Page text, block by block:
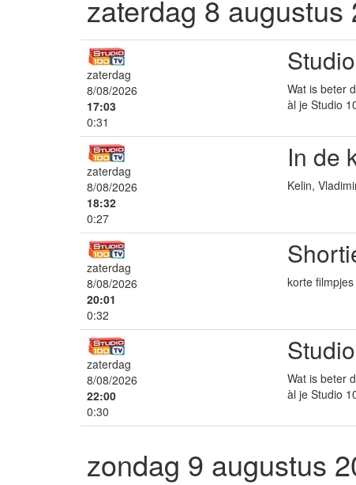
zaterdag 8 augustus
zaterdag
8/08/2026
17:03
0:31
Wat is beter
àl je Studio
zaterdag
8/08/2026
18:32
0:27
In de
Kelin,
zaterdag
8/08/2026
20:01
0:32
korte
zaterdag
8/08/2026
22:00
0:30
Wat is beter
àl je Studio
zondag 9 augustus